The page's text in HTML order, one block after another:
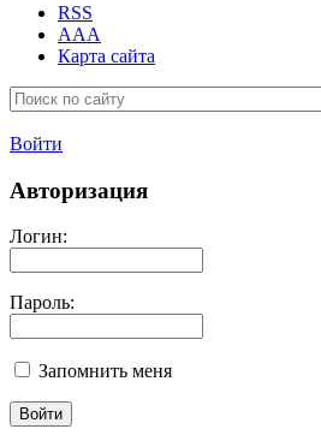
RSS
AAA
Карта сайта
Войти
Авторизация
Логин:
Пароль:
Запомнить меня